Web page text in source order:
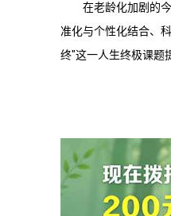
在老龄化加剧的
准化与个性化结合、
终"这一人生终极课题